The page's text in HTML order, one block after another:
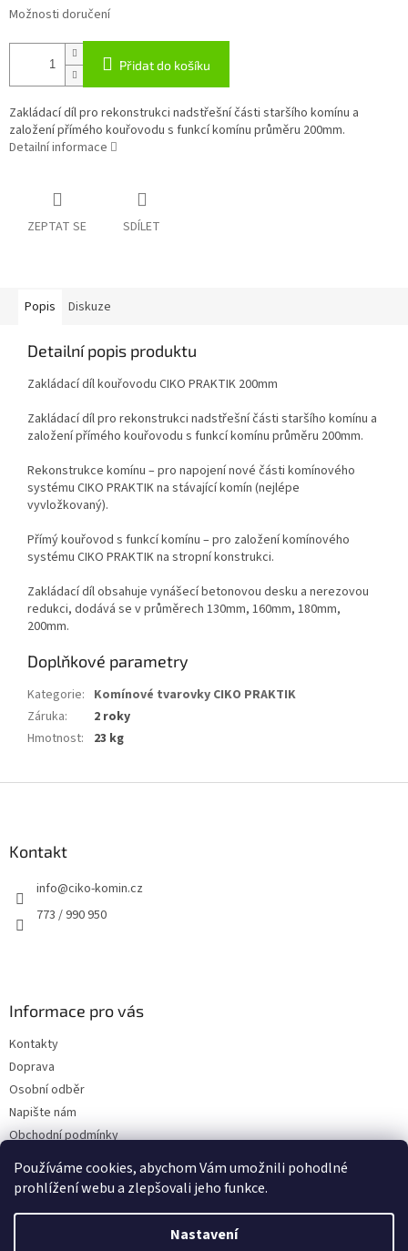
Používáme cookies, abychom Vám umožnili pohodlné
prohlížení webu a zlepšovali jeho funkce.
Nastavení
Možnosti doručení
Přidat do košíku
Zakládací díl pro rekonstrukci nadstřešní části staršího komínu a
založení přímého kouřovodu s funkcí komínu průměru 200mm.
Detailní informace
ZEPTAT SE SDÍLET
Popis Diskuze
Detailní popis produktu
Zakládací díl kouřovodu CIKO PRAKTIK 200mm
Zakládací díl pro rekonstrukci nadstřešní části staršího komínu a
založení přímého kouřovodu s funkcí komínu průměru 200mm.
Rekonstrukce komínu – pro napojení nové části komínového
systému CIKO PRAKTIK na stávající komín (nejlépe
vyvložkovaný).
Přímý kouřovod s funkcí komínu – pro založení komínového
systému CIKO PRAKTIK na stropní konstrukci.
Zakládací díl obsahuje vynášecí betonovou desku a nerezovou
redukci, dodává se v průměrech 130mm, 160mm, 180mm,
200mm.
Doplňkové parametry
Kategorie: Komínové tvarovky CIKO PRAKTIK
Záruka:
2 roky
Hmotnost: 23 kg
Kontakt
info@ciko-komin.cz
773 / 990 950
Informace pro vás
Kontakty
Doprava
Osobní odběr
Napište nám
Obchodní podmínky
Podmínky ochrany osobních údajů
Vytvořil Shoptet